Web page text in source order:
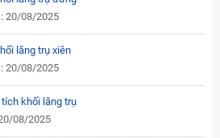
20/08/2025
lăng trụ xiên
20/08/2025
tích khối lăng trụ
08/2025